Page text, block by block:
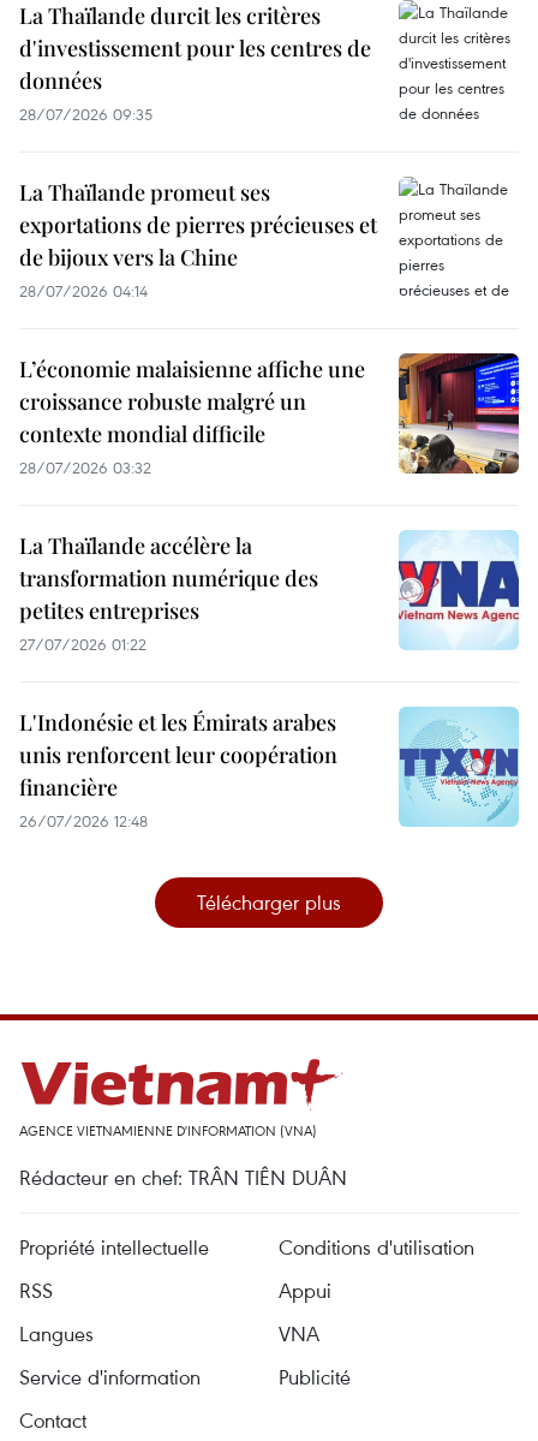
La Thaïlande durcit les critères
d'investissement pour les centres de
données
28/07/2026 09:35
La Thaïlande promeut ses
exportations de pierres précieuses et
de bijoux vers la Chine
28/07/2026 04:14
L’économie malaisienne affiche une
croissance robuste malgré un
contexte mondial difficile
28/07/2026 03:32
La Thaïlande accélère la
transformation numérique des
petites entreprises
27/07/2026 01:22
L'Indonésie et les Émirats arabes
unis renforcent leur coopération
financière
26/07/2026 12:48
Télécharger plus
AGENCE VIETNAMIENNE D'INFORMATION (VNA)
Rédacteur en chef: TRÂN TIÊN DUÂN
Propriété intellectuelle
Conditions d'utilisation
RSS
Appui
Langues
VNA
Service d'information
Publicité
Contact